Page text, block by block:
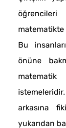
Bu
önüne
matematik
arkasına
yukarıdan